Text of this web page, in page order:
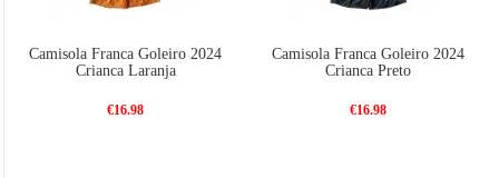
Camisola Franca Goleiro 2024
Crianca Laranja
€16.98
Camisola Franca Goleiro 2024
Crianca Preto
€16.98